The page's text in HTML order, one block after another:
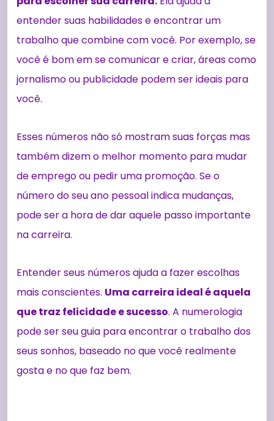
entender suas habilidades e encontrar um
trabalho que combine com você. Por exemplo, se
você é bom em se comunicar e criar, áreas como
jornalismo ou publicidade podem ser ideais para
você.
Esses números não só mostram suas forças mas
também dizem o melhor momento para mudar
de emprego ou pedir uma promoção. Se o
número do seu ano pessoal indica mudanças,
pode ser a hora de dar aquele passo importante
na carreira.
Entender seus números ajuda a fazer escolhas
mais conscientes. Uma carreira ideal é aquela
que traz felicidade e sucesso. A numerologia
pode ser seu guia para encontrar o trabalho dos
seus sonhos, baseado no que você realmente
gosta e no que faz bem.